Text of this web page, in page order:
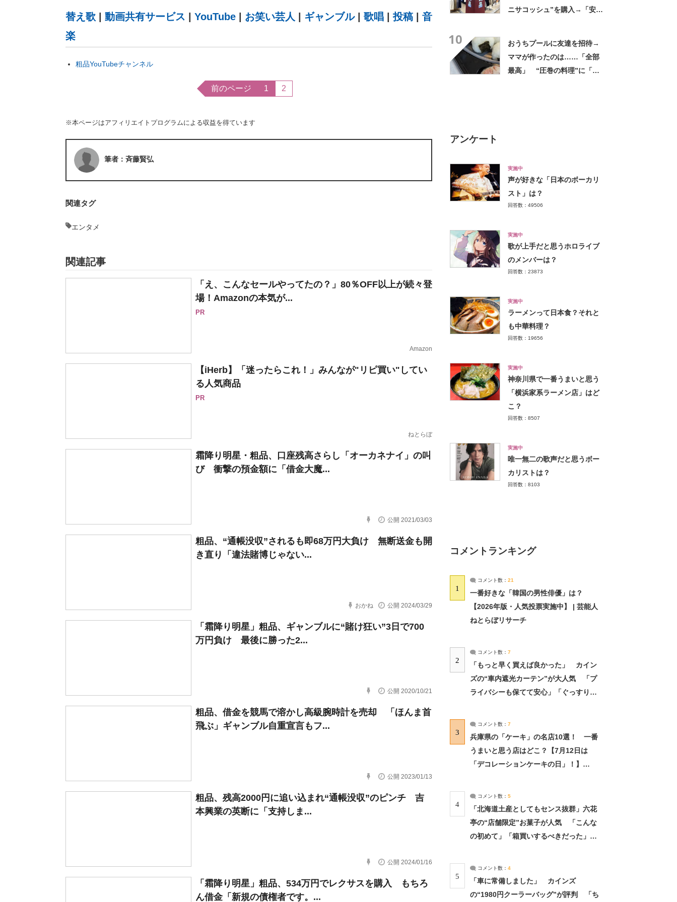
替え歌 動画共有サービス YouTube お笑い芸人 ギャンブル| 歌唱 投稿
音
楽
粗品YouTubeチャンネル
前のページ 1 2
※本ページはアフィリエイトプログラムによる収益を得ています
筆者：斉藤賢弘
関連タグ
エンタメ
関連記事
「え、こんなセールやってたの？」80％OFF以上が続々登
場！Amazonの本気が...
PR
Amazon
【iHerb】「迷ったらこれ！」みんなが"リピ買い"してい
る人気商品
PR
ねとらぼ
霜降り明星・粗品、口座残高さらし「オーカネナイ」の叫
び 衝撃の預金額に「借金大魔...
公開 2021/03/03
粗品、“通帳没収”されるも即68万円大負け 無断送金も開
き直り「違法賭博じゃない...
おかね 公開 2024/03/29
「霜降り明星」粗品、ギャンブルに“賭け狂い”3日で700
万円負け 最後に勝った2...
公開 2020/10/21
粗品、借金を競馬で溶かし高級腕時計を売却 「ほんま首
飛ぶ」ギャンブル自重宣言もフ...
公開 2023/01/13
粗品、残高2000円に追い込まれ“通帳没収”のピンチ 吉
本興業の英断に「支持しま...
公開 2024/01/16
「霜降り明星」粗品、534万円でレクサスを購入 もちろ
ん借金「新規の債権者です。...
ニサコッシュ”を購入→「安心
10
おうちプールに友達を招待→
ママが作ったのは……「全部
最高」 “圧巻の料理”に「う
アンケート
実施中
声が好きな「日本のボーカリ
スト」は？
回答数：49506
実施中
歌が上手だと思うホロライブ
のメンバーは？
回答数：23873
実施中
ラーメンって日本食？それと
も中華料理？
回答数：19656
実施中
神奈川県で一番うまいと思う
「横浜家系ラーメン店」はど
こ？
回答数：8507
実施中
唯一無二の歌声だと思うボー
カリストは？
回答数：8103
コメントランキング
1
コメント数： 21
一番好きな「韓国の男性俳優」は？
【2026年版・人気投票実施中】 | 芸能人
ねとらぼリサーチ
2
コメント数： 7
「もっと早く買えば良かった」 カイン
ズの“車内遮光カーテン”が大人気 「プ
ライバシーも保てて安心」「ぐっすり眠
3
コメント数： 7
兵庫県の「ケーキ」の名店10選！ 一番
うまいと思う店はどこ？【7月12日は
「デコレーションケーキの日」！】
4
コメント数： 5
「北海道土産としてもセンス抜群」六花
亭の“店舗限定”お菓子が人気 「こんな
の初めて」「箱買いするべきだった」
5
コメント数： 4
「車に常備しました」 カインズ
の“1980円クーラーバッグ”が評判 「ち